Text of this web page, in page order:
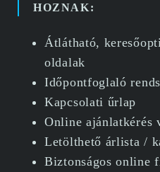
HOZNAK:
Átlátható,
oldalak
Időpontfoglaló
Kapcsolati űrlap
Online ajánlatkérés
Letölthető árlista /
Biztonságos online